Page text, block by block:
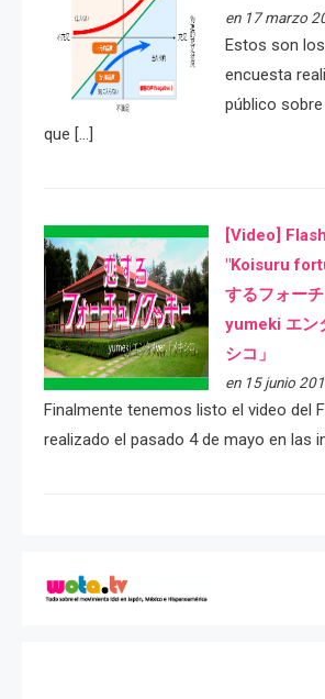
en 17 marzo
Estos son
encuesta
público
que […]
[Video]
"Koisuru
するフォー
yumeki エン
シコ」
en 15 junio
Finalmente tenemos listo el video del
realizado el pasado 4 de mayo en las